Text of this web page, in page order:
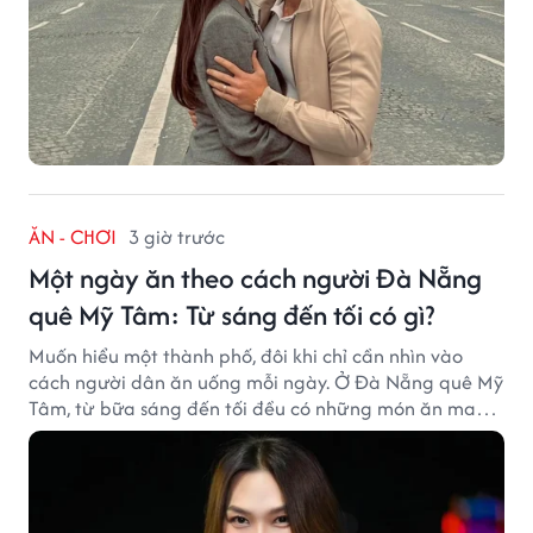
ĂN - CHƠI 3 giờ trước
Một ngày ăn theo cách người Đà Nẵng
quê Mỹ Tâm: Từ sáng đến tối có gì?
Muốn hiểu một thành phố, đôi khi chỉ cần nhìn vào
cách người dân ăn uống mỗi ngày. Ở Đà Nẵng quê Mỹ
Tâm, từ bữa sáng đến tối đều có những món ăn mang
đậm dấu ấn miền Trung.